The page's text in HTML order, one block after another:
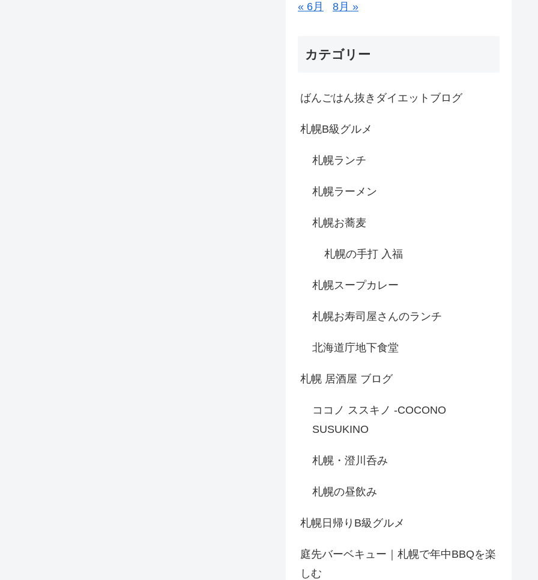
« 6月 8月 »
カテゴリー
ばんごはん抜きダイエットブログ
札幌B級グルメ
札幌ランチ
札幌ラーメン
札幌お蕎麦
札幌の手打 入福
札幌スープカレー
札幌お寿司屋さんのランチ
北海道庁地下食堂
札幌 居酒屋 ブログ
ココノ ススキノ -COCONO
SUSUKINO
札幌・澄川呑み
札幌の昼飲み
札幌日帰りB級グルメ
庭先バーベキュー｜札幌で年中BBQを楽
しむ